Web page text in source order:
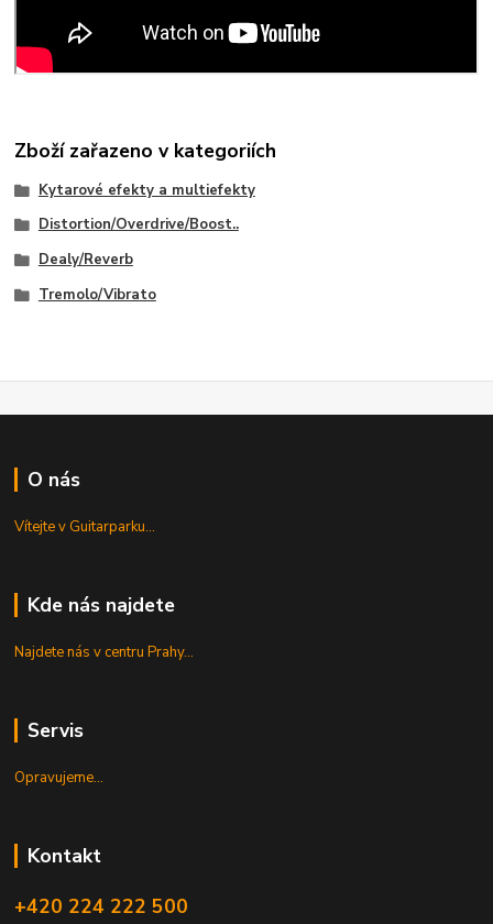
Zboží zařazeno v kategoriích
Kytarové efekty a multiefekty
Distortion/Overdrive/Boost..
Dealy/Reverb
Tremolo/Vibrato
O nás
Vítejte v Guitarparku...
Kde nás najdete
Najdete nás v centru Prahy...
Servis
Opravujeme...
Kontakt
+420 224 222 500